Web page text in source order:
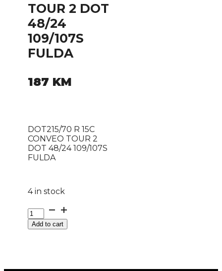
TOUR 2 DOT
48/24
109/107S
FULDA
187 KM
DOT215/70 R 15C
CONVEO TOUR 2
DOT 48/24 109/107S
FULDA
4 in stock
DOT215/70
R
15C
Add to cart